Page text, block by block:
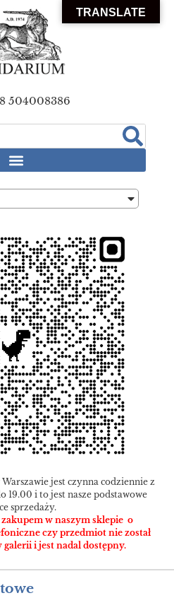
504008386
jest czynna codziennie z
19.00 i to jest nasze podstawowe
sprzedaży.
w naszym sklepie o
czy przedmiot nie został
i jest nadal dostępny.
TRANSLATE